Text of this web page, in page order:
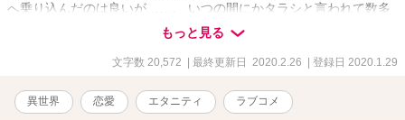
へ乗り込んだのは良いが……。 いつの間にかタラシと言われて数多
の女性と噂の絶えない公爵家嫡男に無理矢理処女を奪われて気付い
たら執着されていました。 大分勘違いの多い二人ですが、色々な意
味で男がゲスい。そんな「ゲスいのでも大丈夫だよ」と言う方ウェ
あり、ラストを書き換えたく思います。 ※作者は男性ではないの
で、男性の感じ方や描写に間違いがあるかもしれません。先にお詫
もっと見る
文字数 20,572 | 最終更新日 2020.2.26 | 登録日 2020.1.29
異世界 恋愛 エタニティ ラブコメ